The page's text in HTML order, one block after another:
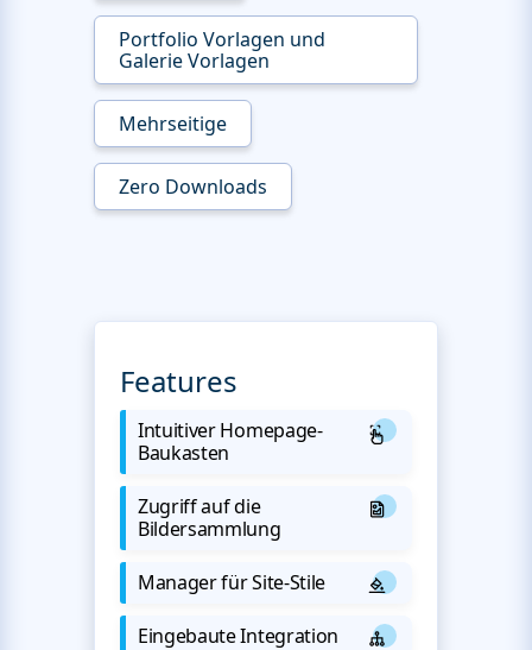
Portfolio Vorlagen und
Galerie Vorlagen
Mehrseitige
Zero Downloads
Features
Intuitiver Homepage-
Baukasten
Zugriff auf die
Bildersammlung
Manager für Site-Stile
Eingebaute Integration